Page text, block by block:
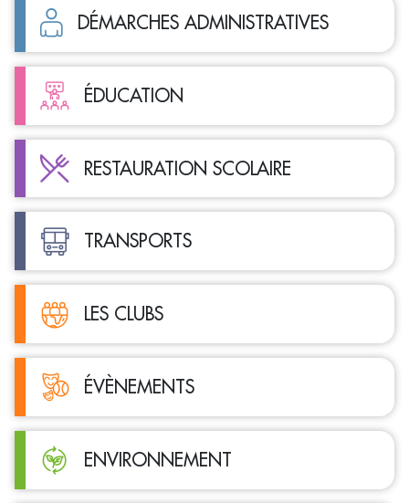
DÉMARCHES ADMINISTRATIVES
ÉDUCATION
RESTAURATION SCOLAIRE
TRANSPORTS
LES CLUBS
ÉVÈNEMENTS
ENVIRONNEMENT